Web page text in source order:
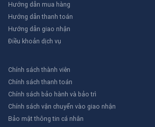
Hướng dẫn mua hàng
Hướng dẫn thanh toán
Hướng dẫn giao nhận
Điều khoản dịch vụ
Chính sách thành viên
Chính sách thanh toán
Chính sách bảo hành và bảo trì
Chính sách vận chuyển vào giao nhận
Bảo mật thông tin cá nhân